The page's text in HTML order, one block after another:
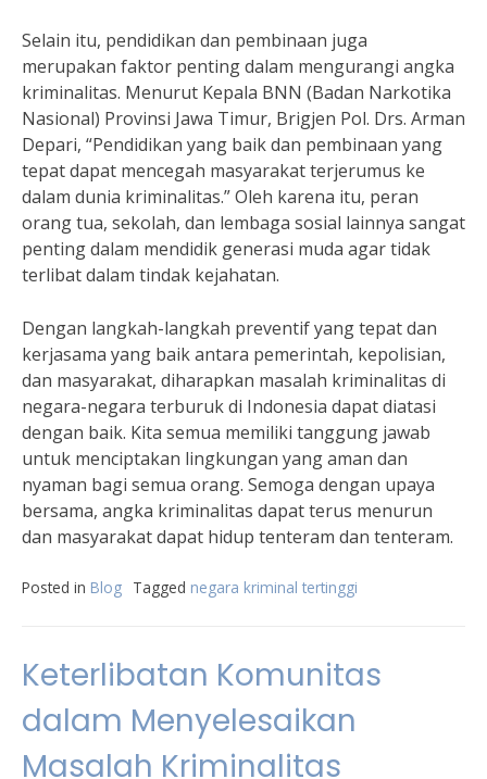
Selain itu, pendidikan dan pembinaan juga
merupakan faktor penting dalam mengurangi angka
kriminalitas. Menurut Kepala BNN (Badan Narkotika
Nasional) Provinsi Jawa Timur, Brigjen Pol. Drs. Arman
Depari, “Pendidikan yang baik dan pembinaan yang
tepat dapat mencegah masyarakat terjerumus ke
dalam dunia kriminalitas.” Oleh karena itu, peran
orang tua, sekolah, dan lembaga sosial lainnya sangat
penting dalam mendidik generasi muda agar tidak
terlibat dalam tindak kejahatan.
Dengan langkah-langkah preventif yang tepat dan
kerjasama yang baik antara pemerintah, kepolisian,
dan masyarakat, diharapkan masalah kriminalitas di
negara-negara terburuk di Indonesia dapat diatasi
dengan baik. Kita semua memiliki tanggung jawab
untuk menciptakan lingkungan yang aman dan
nyaman bagi semua orang. Semoga dengan upaya
bersama, angka kriminalitas dapat terus menurun
dan masyarakat dapat hidup tenteram dan tenteram.
Posted in Blog Tagged negara kriminal tertinggi
Keterlibatan Komunitas
dalam Menyelesaikan
Masalah Kriminalitas